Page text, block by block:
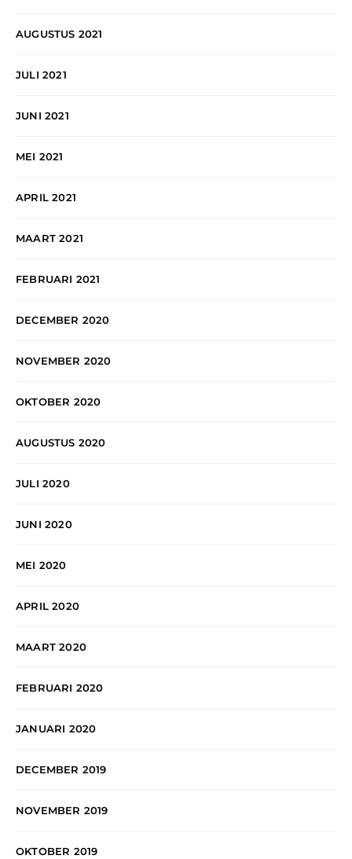
AUGUSTUS 2021
JULI 2021
JUNI 2021
MEI 2021
APRIL 2021
MAART 2021
FEBRUARI 2021
DECEMBER 2020
NOVEMBER 2020
OKTOBER 2020
AUGUSTUS 2020
JULI 2020
JUNI 2020
MEI 2020
APRIL 2020
MAART 2020
FEBRUARI 2020
JANUARI 2020
DECEMBER 2019
NOVEMBER 2019
OKTOBER 2019